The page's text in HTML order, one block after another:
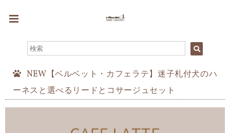
NEW【ベルベット・カフェラテ】迷子札付犬のハ
ーネスと選べるリードとコサージュセット